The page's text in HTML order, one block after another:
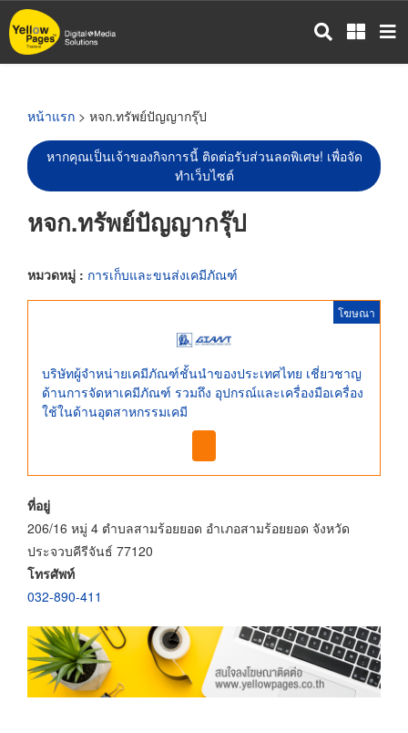
ข้าม
ไป
หน้าแรก > หจก.ทรัพย์ปัญญากรุ๊ป
หากคุณเป็นเจ้าของกิจการนี้ ติดต่อรับส่วนลดพิเศษ! เพื่อจัด
ทำเว็บไซต์
หจก.ทรัพย์ปัญญากรุ๊ป
หมวดหมู่ : การเก็บและขนส่งเคมีภัณฑ์
โฆษณา
บริษัทผู้จำหน่ายเคมีภัณฑ์ชั้นนำของประเทศไทย เชี่ยวชาญ
ด้านการจัดหาเคมีภัณฑ์ รวมถึง อุปกรณ์และเครื่องมือเครื่อง
ใช้ในด้านอุตสาหกรรมเคมี
ที่อยู่
206/16 หมู่ 4 ตำบลสามร้อยยอด อำเภอสามร้อยยอด จังหวัด
ประจวบคีรีจันธ์ 77120
โทรศัพท์
032-890-411